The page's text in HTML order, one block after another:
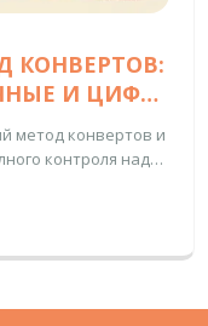
КОНВЕРТОВ:
И ЦИФРУ
метод конвертов и
контроля над